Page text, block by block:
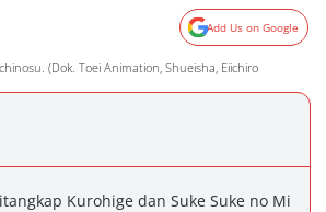
Add Us on Google
(Dok. Toei Animation, Shueisha, Eiichiro
Kurohige dan Suke Suke no Mi